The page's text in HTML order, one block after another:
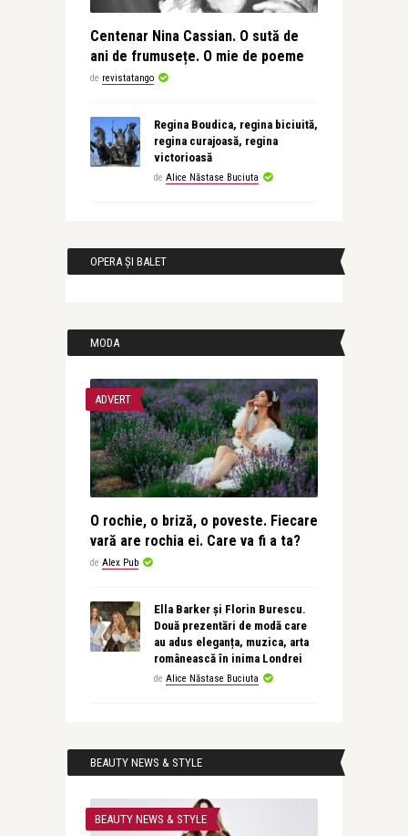
Centenar Nina Cassian. O sută de
ani de frumusețe. O mie de poeme
de revistatango
Regina Boudica, regina biciuită,
regina curajoasă, regina
victorioasă
de Alice Năstase Buciuta
OPERA ȘI BALET
MODA
ADVERT
O rochie, o briză, o poveste. Fiecare
vară are rochia ei. Care va fi a ta?
de Alex Pub
Ella Barker și Florin Burescu.
Două prezentări de modă care
au adus eleganța, muzica, arta
românească în inima Londrei
de Alice Năstase Buciuta
BEAUTY NEWS & STYLE
BEAUTY NEWS & STYLE